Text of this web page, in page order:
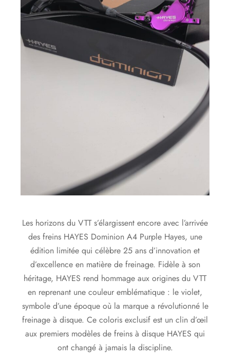
Les horizons du VTT s’élargissent encore avec l’arrivée
des freins HAYES Dominion A4 Purple Hayes, une
édition limitée qui célèbre 25 ans d’innovation et
d’excellence en matière de freinage. Fidèle à son
héritage, HAYES rend hommage aux origines du VTT
en reprenant une couleur emblématique : le violet,
symbole d’une époque où la marque a révolutionné le
freinage à disque. Ce coloris exclusif est un clin d’œil
aux premiers modèles de freins à disque HAYES qui
ont changé à jamais la discipline.